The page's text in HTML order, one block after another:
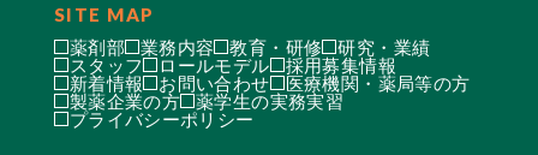
SITE MAP
薬剤部 業務内容 教育・研修
研究・業績
スタッフ
ロールモデル
採用募集情報
新着情報
お問い合わせ
医療機関・薬局等の方
製薬企業の方
薬学生の実務実習
プライバシーポリシー